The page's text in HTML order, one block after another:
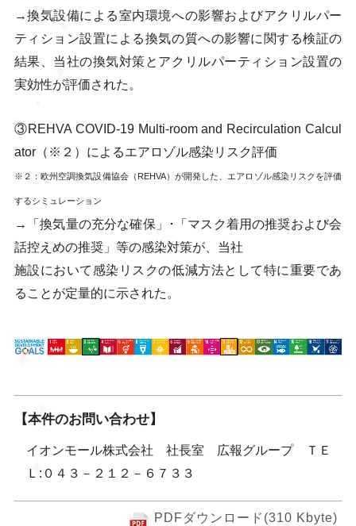
→換気設備による室内環境への影響およびアクリルパー
ティション設置による換気の質への影響に関する検証の
結果、当社の換気対策とアクリルパーティション設置の
実効性が評価された。
③REHVA COVID-19 Multi-room and Recirculation Calcul
ator（※２）によるエアロゾル感染リスク評価
※２：欧州空調換気設備協会（REHVA）が開発した、エアロゾル感染リスクを評価
するシミュレーション
→「換気量の充分な確保」･「マスク着用の推奨および会
話控えめの推奨」等の感染対策が、当社
施設において感染リスクの低減方法として特に重要であ
ることが定量的に示された。
【本件のお問い合わせ】
イオンモール株式会社 社長室 広報グループ ＴＥ
Ｌ:０４３－２１２－６７３３
PDFダウンロード(310 Kbyte)